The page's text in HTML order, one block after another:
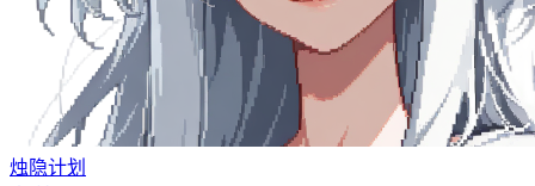
烛隐计划